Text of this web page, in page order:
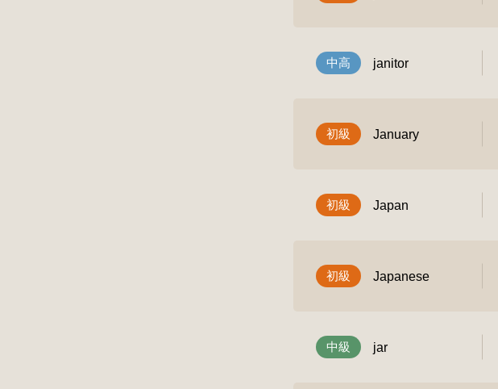
中高 janitor
初級 January
初級 Japan
初級 Japanese
中級 jar